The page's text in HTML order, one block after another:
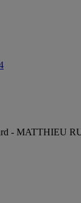
- MATTHIEU